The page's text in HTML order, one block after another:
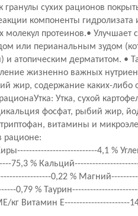
гранулы сухих рационов
компоненты
молекул протеинов.•
или перианальным зудом
атопическим дерматитом. •
жизненно важных
жир, содержание каких-либо
Утка, сухой
фосфат, рыбий жир,
витамины и
рационе:
4,1 %
75,3 %
0,22 %
0,79 %
кг Витамин E----------------------